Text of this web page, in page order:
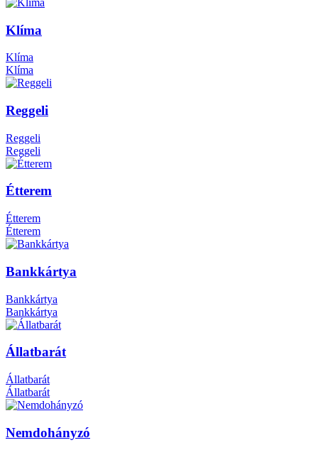
Klíma
Klíma
Klíma
Reggeli
Reggeli
Reggeli
Étterem
Étterem
Étterem
Bankkártya
Bankkártya
Bankkártya
Állatbarát
Állatbarát
Állatbarát
Nemdohányzó